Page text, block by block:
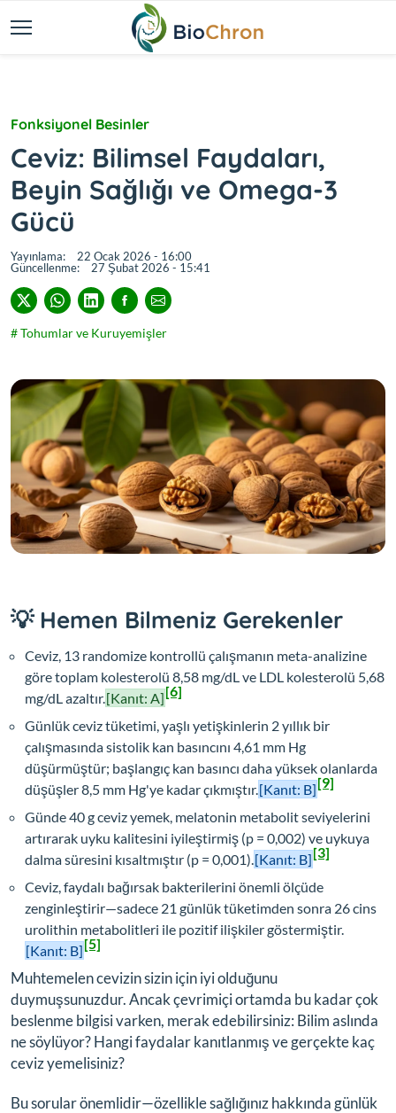
Fonksiyonel Besinler
Ceviz: Bilimsel Faydaları,
Beyin Sağlığı ve Omega-3
Gücü
Yayınlama:
22 Ocak 2026 - 16:00
Güncellenme:
27 Şubat 2026 - 15:41
# Tohumlar ve Kuruyemişler
💡 Hemen Bilmeniz Gerekenler
Ceviz, 13 randomize kontrollü çalışmanın meta-analizine
göre toplam kolesterolü 8,58 mg/dL ve LDL kolesterolü 5,68
mg/dL azaltır.[Kanıt: A][6]
Günlük ceviz tüketimi, yaşlı yetişkinlerin 2 yıllık bir
çalışmasında sistolik kan basıncını 4,61 mm Hg
düşürmüştür; başlangıç kan basıncı daha yüksek olanlarda
düşüşler 8,5 mm Hg'ye kadar çıkmıştır.[Kanıt: B][9]
Günde 40 g ceviz yemek, melatonin metabolit seviyelerini
artırarak uyku kalitesini iyileştirmiş (p = 0,002) ve uykuya
dalma süresini kısaltmıştır (p = 0,001).[Kanıt: B][3]
Ceviz, faydalı bağırsak bakterilerini önemli ölçüde
zenginleştirir—sadece 21 günlük tüketimden sonra 26 cins
urolithin metabolitleri ile pozitif ilişkiler göstermiştir.
[Kanıt: B][5]
Muhtemelen cevizin sizin için iyi olduğunu
duymuşsunuzdur. Ancak çevrimiçi ortamda bu kadar çok
beslenme bilgisi varken, merak edebilirsiniz: Bilim aslında
ne söylüyor? Hangi faydalar kanıtlanmış ve gerçekte kaç
ceviz yemelisiniz?
Bu sorular önemlidir—özellikle sağlığınız hakkında günlük